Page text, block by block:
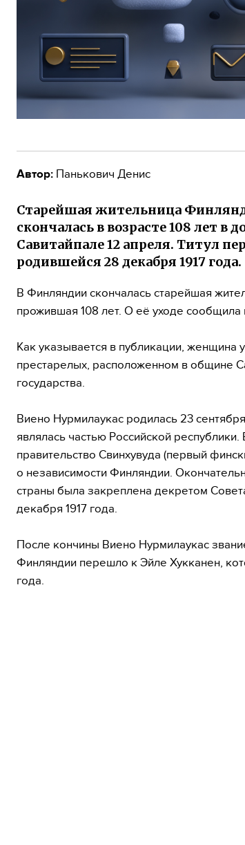
Автор: Панькович Денис
Старейшая жительница
скончалась в возрасте 108 лет в
Савитайпале 12 апреля. Титул
родившейся 28 декабря 1917 года.
В Финляндии скончалась старейшая
прожившая 108 лет. О её уходе сообщила
Как указывается в публикации, женщина
престарелых, расположенном в общине
государства.
Виено Нурмилаукас родилась 23
являлась частью Российской республики.
правительство Свинхувуда (первый
о независимости Финляндии.
страны была закреплена декретом
декабря 1917 года.
После кончины Виено Нурмилаукас
Финляндии перешло к Эйле Хукканен,
года.